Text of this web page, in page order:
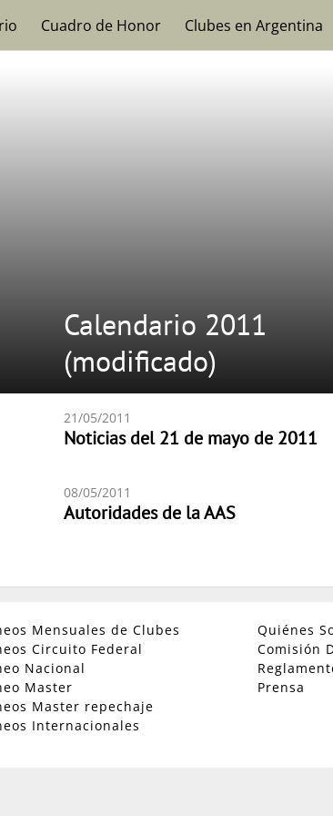
Cuadro de Honor Clubes en Argentina
Calendario 2011
(modificado)
21/05/2011
Noticias del 21 de mayo de 2011
08/05/2011
Autoridades de la AAS
Mensuales de Clubes
Circuito Federal
Nacional
Master
Master repechaje
Internacionales
Quiénes
Comisión
Prensa